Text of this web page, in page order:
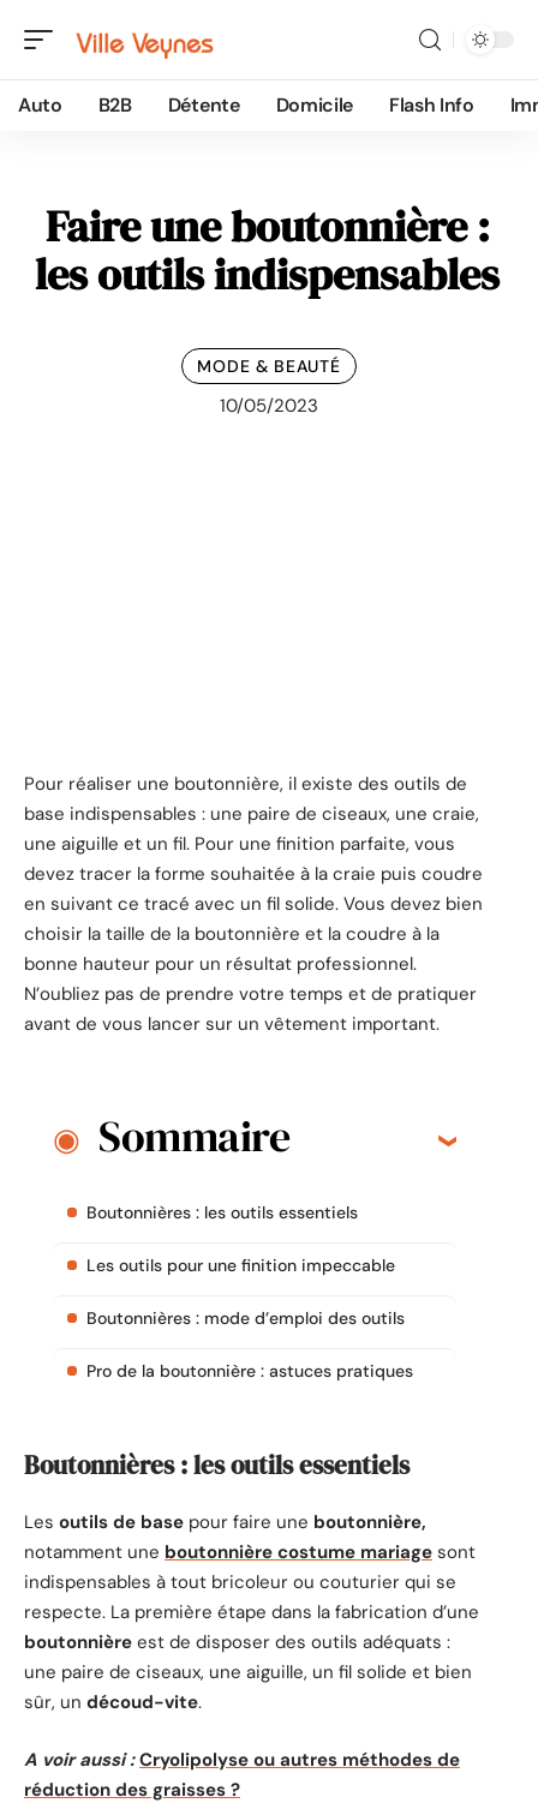
Auto B2B Détente Domicile Flash Info
Faire une boutonnière :
les outils indispensables
MODE & BEAUTÉ
10/05/2023
Pour réaliser une boutonnière, il existe des outils de
base indispensables : une paire de ciseaux, une craie,
une aiguille et un fil. Pour une finition parfaite, vous
devez tracer la forme souhaitée à la craie puis coudre
en suivant ce tracé avec un fil solide. Vous devez bien
choisir la taille de la boutonnière et la coudre à la
bonne hauteur pour un résultat professionnel.
N’oubliez pas de prendre votre temps et de pratiquer
avant de vous lancer sur un vêtement important.
Sommaire
Boutonnières : les outils essentiels
Les outils pour une finition impeccable
Boutonnières : mode d’emploi des outils
Pro de la boutonnière : astuces pratiques
Boutonnières : les outils essentiels
Les outils de base pour faire une boutonnière,
notamment une boutonnière costume mariage sont
indispensables à tout bricoleur ou couturier qui se
respecte. La première étape dans la fabrication d’une
boutonnière est de disposer des outils adéquats :
une paire de ciseaux, une aiguille, un fil solide et bien
sûr, un découd-vite.
A voir aussi : Cryolipolyse ou autres méthodes de
réduction des graisses ?